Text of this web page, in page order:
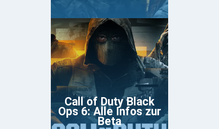
Call of Duty Black
Ops 6: Alle Infos zur
Beta